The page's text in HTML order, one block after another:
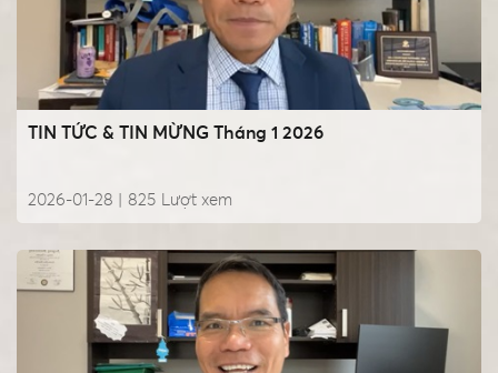
TIN TỨC & TIN MỪNG Tháng 1 2026
2026-01-28 | Lượt xem
825